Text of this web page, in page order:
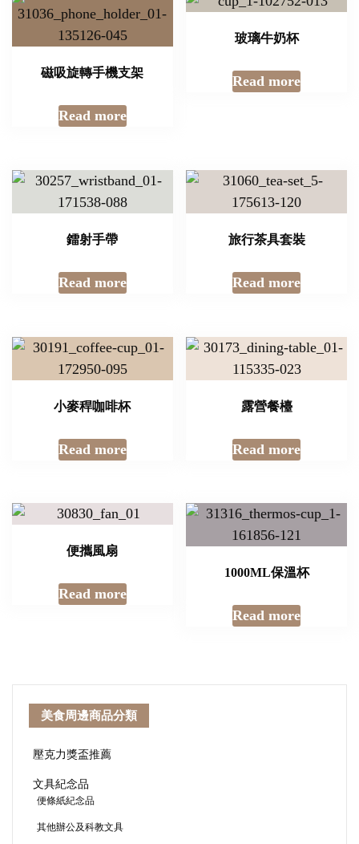
磁吸旋轉手機支架
Read more
玻璃牛奶杯
Read more
鐳射手帶
Read more
旅行茶具套裝
Read more
小麥稈咖啡杯
Read more
露營餐檯
Read more
便攜風扇
Read more
1000ML保溫杯
Read more
美食周邊商品分類
壓克力獎盃推薦
文具紀念品
便條紙紀念品
其他辦公及科教文具